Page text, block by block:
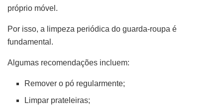
próprio móvel.
Por isso, a limpeza periódica do guarda-roupa é
fundamental.
Algumas recomendações incluem:
Remover o pó regularmente;
Limpar prateleiras;